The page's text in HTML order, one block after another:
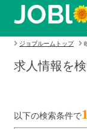
ジョブルームトップ
求人情報を
以下の検索条件で